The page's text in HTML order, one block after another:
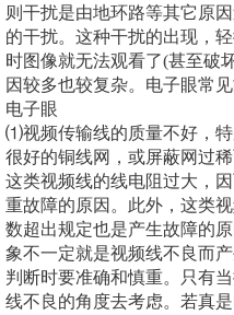
则干扰是由地环路等其它原
的干扰。这种干扰的出现，
时图像就无法观看了(甚至破
因较多也较复杂。电子眼常
电子眼
⑴视频传输线的质量不好，
很好的铜线网，或屏蔽网过
这类视频线的线电阻过大，
重故障的原因。此外，这类
数超出规定也是产生故障的
象不一定就是视频线不良而
判断时要准确和慎重。只有
线不良的角度去考虑。若真